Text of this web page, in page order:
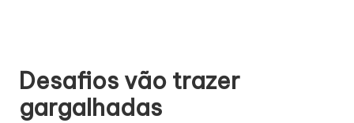
Desafios vão trazer
gargalhadas